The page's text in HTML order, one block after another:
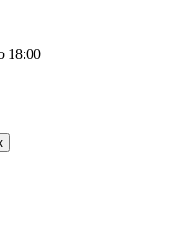
18:00